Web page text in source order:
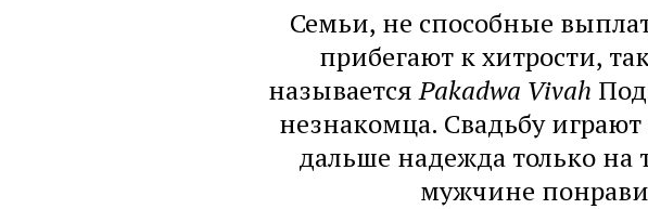
Семьи, не способные
прибегают к хитрости,
называетсяPakadwa Vivah
незнакомца. Свадьбу
дальше надежда только на
мужчине